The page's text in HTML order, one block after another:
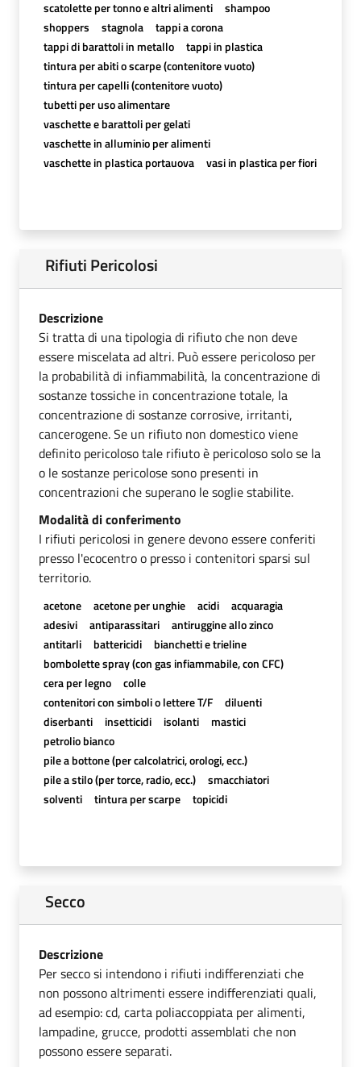
scatolette per tonno e altri alimenti
shampoo
shoppers
stagnola
tappi a corona
tappi di barattoli in metallo
tappi in plastica
tintura per abiti o scarpe (contenitore vuoto)
tintura per capelli (contenitore vuoto)
tubetti per uso alimentare
vaschette e barattoli per gelati
vaschette in alluminio per alimenti
vaschette in plastica portauova
vasi in plastica per fiori
Rifiuti Pericolosi
Descrizione
Si tratta di una tipologia di rifiuto che non deve
essere miscelata ad altri. Può essere pericoloso per
la probabilità di infiammabilità, la concentrazione di
sostanze tossiche in concentrazione totale, la
concentrazione di sostanze corrosive, irritanti,
cancerogene. Se un rifiuto non domestico viene
definito pericoloso tale rifiuto è pericoloso solo se la
o le sostanze pericolose sono presenti in
concentrazioni che superano le soglie stabilite.
Modalità di conferimento
I rifiuti pericolosi in genere devono essere conferiti
presso l'ecocentro o presso i contenitori sparsi sul
territorio.
acetone acetone per unghie acidi
acquaragia
adesivi
antiparassitari
antiruggine allo zinco
antitarli
battericidi
bianchetti e trieline
bombolette spray (con gas infiammabile, con CFC)
cera per legno
colle
contenitori con simboli o lettere T/F
diluenti
diserbanti
insetticidi isolanti
mastici
petrolio bianco
pile a bottone (per calcolatrici, orologi, ecc.)
pile a stilo (per torce, radio, ecc.)
smacchiatori
solventi
tintura per scarpe topicidi
Secco
Descrizione
Per secco si intendono i rifiuti indifferenziati che
non possono altrimenti essere indifferenziati quali,
ad esempio: cd, carta poliaccoppiata per alimenti,
lampadine, grucce, prodotti assemblati che non
possono essere separati.